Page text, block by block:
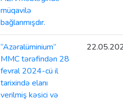
müqavilə
bağlanmışdır.
“Azəralüminium”
MMC tərəfindən 28
fevral 2024-cü il
tarixində elanı
verilmiş kəsici və